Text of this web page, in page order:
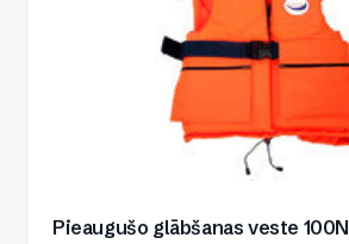
Pieaugušo glābšanas veste 100N